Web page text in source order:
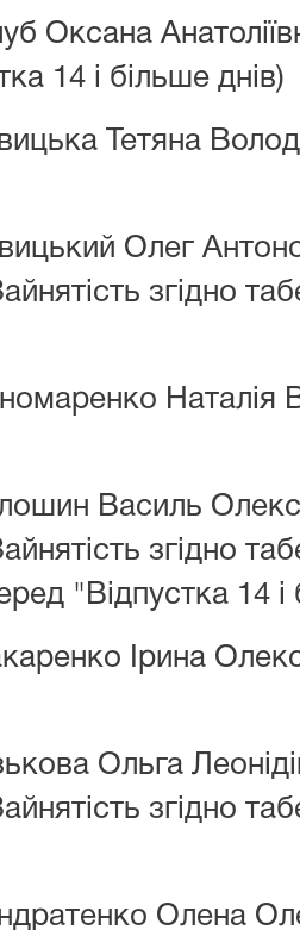
Оксана
14 і більше днів)
Тетяна
Олег
згідно
Наталія
Василь
згідно
"Відпустка 14 і
Ірина
Ольга
згідно
Олена